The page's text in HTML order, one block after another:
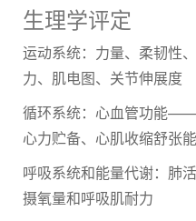
生理学评定
运动系统：力量、柔韧性
力、肌电图、关节伸展度
循环系统：心血管功能——
心力贮备、心肌收缩舒张
呼吸系统和能量代谢：肺
摄氧量和呼吸肌耐力